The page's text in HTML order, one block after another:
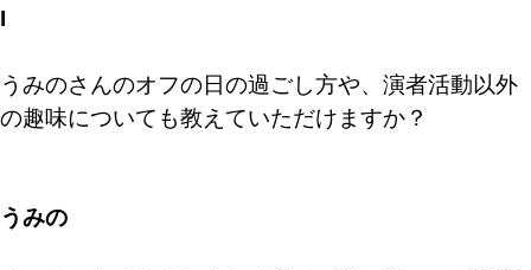
I
うみのさんのオフの日の過ごし方や、演者活動以外
の趣味についても教えていただけますか？
うみの